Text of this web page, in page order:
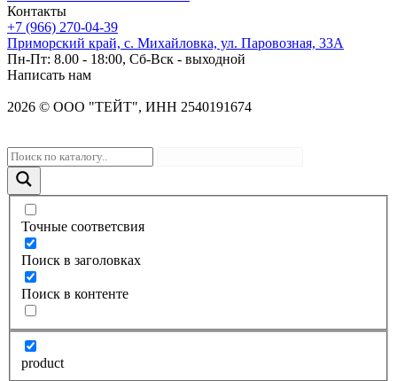
Контакты
+7 (966) 270-04-39
Приморский край, с. Михайловка, ул. Паровозная, 33А
Пн-Пт: 8.00 - 18:00, Сб-Вск - выходной
Написать нам
2026 © OOO "ТЕЙТ", ИНН 2540191674
Точные соответсвия
Поиск в заголовках
Поиск в контенте
product